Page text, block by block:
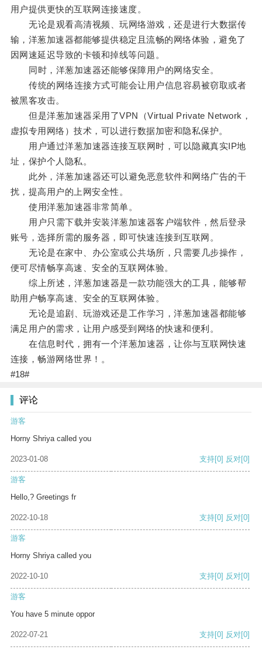
用户提供更快的互联网连接速度。
无论是观看高清视频、玩网络游戏，还是进行大数据传
输，洋葱加速器都能够提供稳定且流畅的网络体验，避免了
因网速延迟导致的卡顿和掉线等问题。
同时，洋葱加速器还能够保障用户的网络安全。
传统的网络连接方式可能会让用户信息容易被窃取或者
被黑客攻击。
但是洋葱加速器采用了VPN（Virtual Private Network，
虚拟专用网络）技术，可以进行数据加密和隐私保护。
用户通过洋葱加速器连接互联网时，可以隐藏真实IP地
址，保护个人隐私。
此外，洋葱加速器还可以避免恶意软件和网络广告的干
扰，提高用户的上网安全性。
使用洋葱加速器非常简单。
用户只需下载并安装洋葱加速器客户端软件，然后登录
账号，选择所需的服务器，即可快速连接到互联网。
无论是在家中、办公室或公共场所，只需要几步操作，
便可尽情畅享高速、安全的互联网体验。
综上所述，洋葱加速器是一款功能强大的工具，能够帮
助用户畅享高速、安全的互联网体验。
无论是追剧、玩游戏还是工作学习，洋葱加速器都能够
满足用户的需求，让用户感受到网络的快速和便利。
在信息时代，拥有一个洋葱加速器，让你与互联网快速
连接，畅游网络世界！。
#18#
评论
游客
Horny Shriya called you
2023-01-08 支持[0] 反对[0]
游客
Hello,? Greetings fr
2022-10-18 支持[0] 反对[0]
游客
Horny Shriya called you
2022-10-10 支持[0] 反对[0]
游客
You have 5 minute oppor
2022-07-21 支持[0] 反对[0]